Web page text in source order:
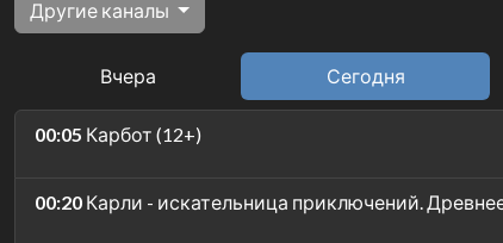
Другие каналы
Вчера Сегодня
00:05 Карбот (12+)
00:20 Карли - искательница приключений.